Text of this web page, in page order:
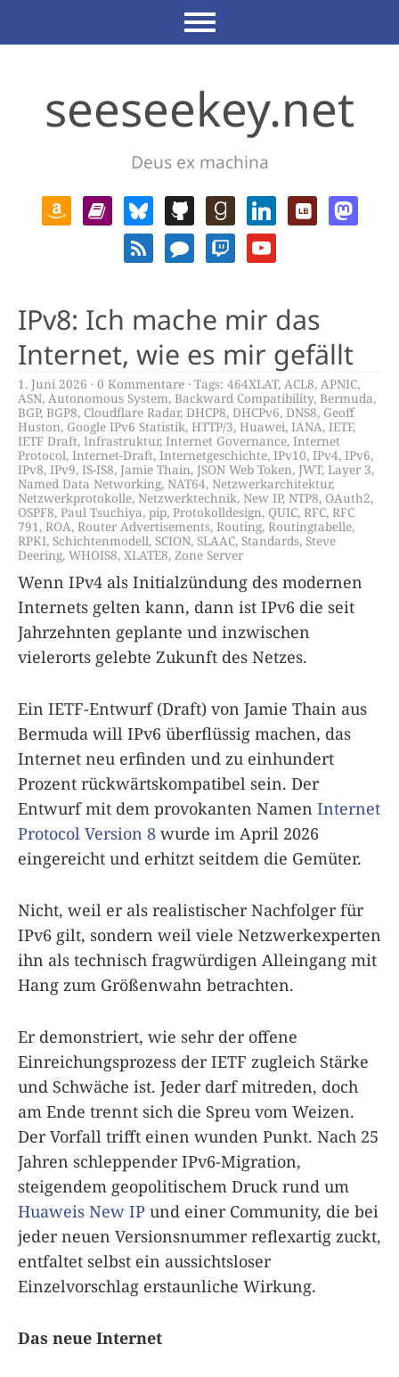
seeseekey.net
Deus ex machina
IPv8: Ich mache mir das
Internet, wie es mir gefällt
1. Juni 2026 0 Kommentare Tags: 464XLAT, ACL8, APNIC,
ASN, Autonomous System, Backward Compatibility, Bermuda,
BGP, BGP8, Cloudflare Radar, DHCP8, DHCPv6, DNS8, Geoff
Huston, Google IPv6 Statistik, HTTP/3, Huawei, IANA, IETF,
IETF Draft, Infrastruktur, Internet Governance, Internet
Protocol, Internet-Draft, Internetgeschichte, IPv10, IPv4, IPv6,
IPv8, IPv9, IS-IS8, Jamie Thain, JSON Web Token, JWT, Layer 3,
Named Data Networking, NAT64, Netzwerkarchitektur,
Netzwerkprotokolle, Netzwerktechnik, New IP, NTP8, OAuth2,
OSPF8, Paul Tsuchiya, pip, Protokolldesign, QUIC, RFC, RFC
791 , ROA, Router Advertisements, Routing, Routingtabelle,
RPKI, Schichtenmodell, SCION, SLAAC, Standards, Steve
Deering, WHOIS8, XLATE8, Zone Server
Wenn IPv4 als Initialzündung des modernen
Internets gelten kann, dann ist IPv6 die seit
Jahrzehnten geplante und inzwischen
vielerorts gelebte Zukunft des Netzes.
Ein IETF-Entwurf (Draft) von Jamie Thain aus
Bermuda will IPv6 überflüssig machen, das
Internet neu erfinden und zu einhundert
Prozent rückwärtskompatibel sein. Der
Entwurf mit dem provokanten Namen Internet
Protocol Version 8 wurde im April 2026
eingereicht und erhitzt seitdem die Gemüter.
Nicht, weil er als realistischer Nachfolger für
IPv6 gilt, sondern weil viele Netzwerkexperten
ihn als technisch fragwürdigen Alleingang mit
Hang zum Größenwahn betrachten.
Er demonstriert, wie sehr der offene
Einreichungsprozess der IETF zugleich Stärke
und Schwäche ist. Jeder darf mitreden, doch
am Ende trennt sich die Spreu vom Weizen.
Der Vorfall trifft einen wunden Punkt. Nach 25
Jahren schleppender IPv6-Migration,
steigendem geopolitischem Druck rund um
Huaweis New IP und einer Community, die bei
jeder neuen Versionsnummer reflexartig zuckt,
entfaltet selbst ein aussichtsloser
Einzelvorschlag erstaunliche Wirkung.
Das neue Internet